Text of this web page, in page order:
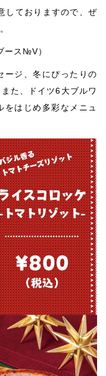
しておりますので、ぜ
ース№V）
ージ、冬にぴったりの
た、ドイツ6大ブルワ
をはじめ多彩なメニュ